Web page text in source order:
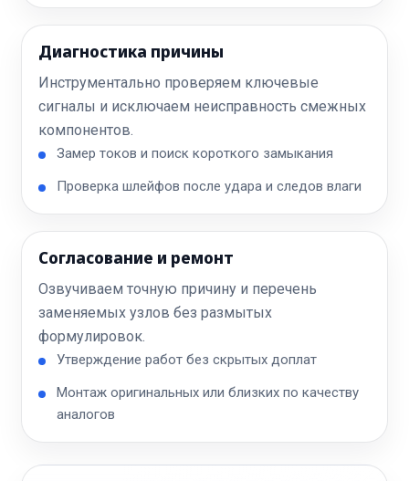
Диагностика причины
Инструментально проверяем ключевые
сигналы и исключаем неисправность смежных
компонентов.
Замер токов и поиск короткого замыкания
Проверка шлейфов после удара и следов влаги
Согласование и ремонт
Озвучиваем точную причину и перечень
заменяемых узлов без размытых
формулировок.
Утверждение работ без скрытых доплат
Монтаж оригинальных или близких по качеству
аналогов